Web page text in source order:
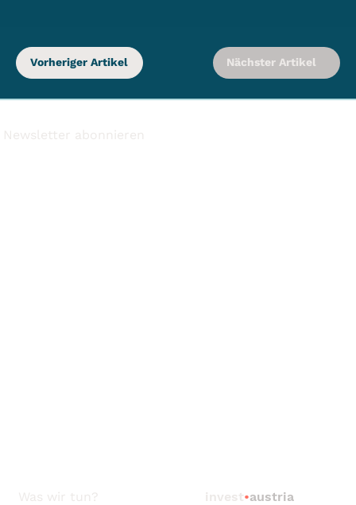
Vorheriger Artikel Nächster Artikel
Was wir tun? invest•austria
Newsletter abonnieren